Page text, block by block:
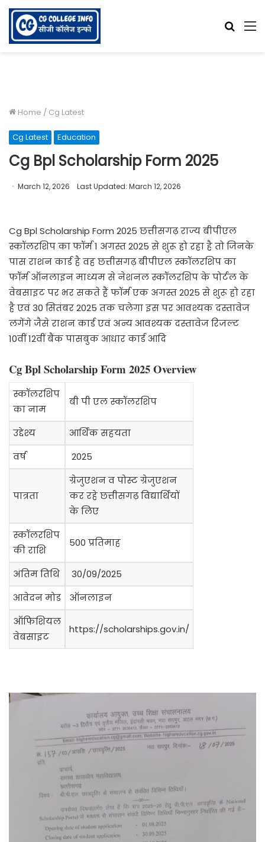
Home / Cg Latest
Cg Latest Education
Cg Bpl Scholarship Form 2025
March 12, 2026 Last Updated: March 12, 2026
Cg Bpl Scholarship Form 2025 छत्तीसगढ़ राज्य बीपीएल
स्कॉलरशिप का फॉर्म 1 अगस्त 2025 से शुरू हो रहा है तो जिनके
पास राशन कार्ड है वह छत्तीसगढ़ बीपीएल स्कॉलरशिप का
फॉर्म ऑनलाइन माध्यम से नेशनल स्कॉलरशिप के पोर्टल के
वेबसाइट पर भर सकते हैं फॉर्म एक अगस्त 2025 से शुरू हो रहा
है एवं 30 सितंबर 2025 तक चलेगा इस पर आवश्यक दस्तावेज
लगेंगे जैसे राशन कार्ड एवं अन्य आवश्यक दस्तावेज रिजल्ट
10वीं 12वीं बैंक पासबुक आधार कार्ड आदि
Cg Bpl Scholarship Form 2025 Overview
स्कॉलरशिप
का नाम
बी पी एल स्कॉलरशिप
उद्देश्य
आर्थिक सहयता
वर्ष
2025
पात्रता
ग्रेजुएशन व पोस्ट ग्रेजुएशन
कर रहे छत्तीसगढ़ विद्यार्थियों
के लिए
स्कॉलरशिप
की राशि
500 प्रतिमाह
अंतिम तिथि
30/09/2025
आवेदन मोड
ऑनलाइन
ऑफिशियल
वेबसाइट
https://scholarships.gov.in/